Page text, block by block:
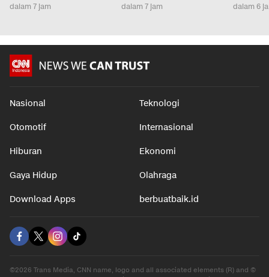
dalam 7 jam dalam 7 jam dalam 6
Nasional Teknologi
Otomotif Internasional
Hiburan Ekonomi
Gaya Hidup Olahraga
Download Apps berbuatbaik.id
©2026 Trans Media, CNN name, logo and all associated elements (R) and ©